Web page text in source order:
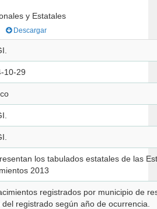
y Estatales
Descargar
10-29
los tabulados estatales de las
2013
registrados por municipio de
del registrado según año de ocurrencia.